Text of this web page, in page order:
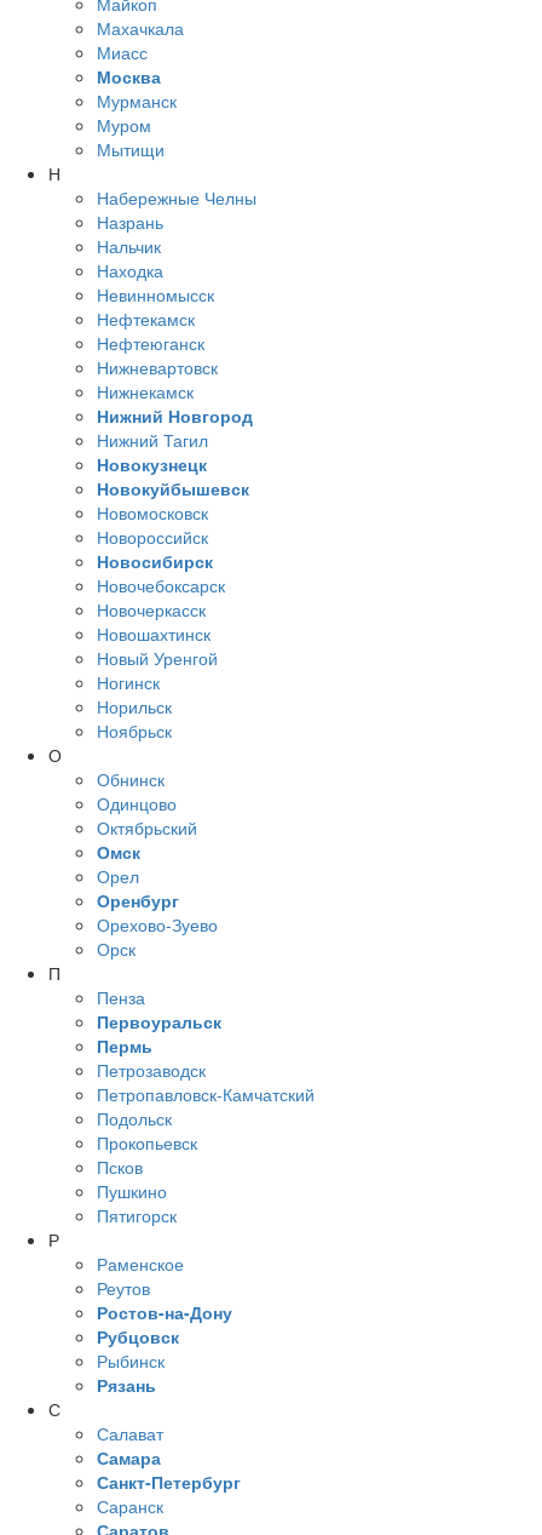
Махачкала
Миасс
Москва
Мурманск
Муром
Мытищи
Н
Набережные Челны
Назрань
Нальчик
Находка
Невинномысск
Нефтекамск
Нефтеюганск
Нижневартовск
Нижнекамск
Нижний Новгород
Нижний Тагил
Новокузнецк
Новокуйбышевск
Новомосковск
Новороссийск
Новосибирск
Новочебоксарск
Новочеркасск
Новошахтинск
Новый Уренгой
Ногинск
Норильск
Ноябрьск
О
Обнинск
Одинцово
Октябрьский
Омск
Орел
Оренбург
Орехово-Зуево
Орск
П
Пенза
Первоуральск
Пермь
Петрозаводск
Петропавловск-Камчатский
Подольск
Прокопьевск
Псков
Пушкино
Пятигорск
Р
Раменское
Реутов
Ростов-на-Дону
Рубцовск
Рыбинск
Рязань
С
Салават
Самара
Санкт-Петербург
Саранск